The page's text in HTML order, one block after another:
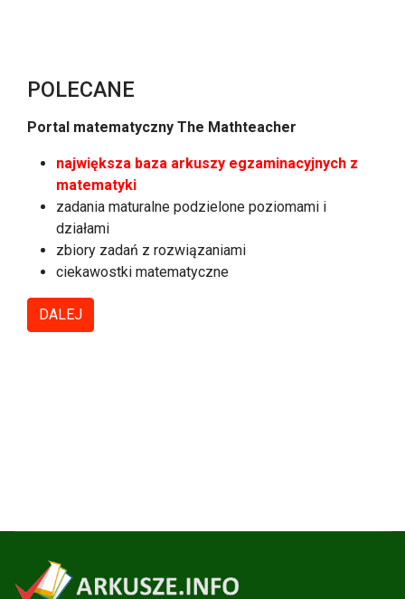
POLECANE
Portal matematyczny The Mathteacher
największa baza arkuszy egzaminacyjnych z
matematyki
zadania maturalne podzielone poziomami i
działami
zbiory zadań z rozwiązaniami
ciekawostki matematyczne
DALEJ